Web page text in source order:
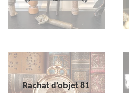
Rachat d'objet 81